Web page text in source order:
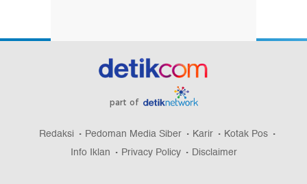
part of
Redaksi Pedoman Media Siber Karir
Kotak Pos
Info Iklan
Privacy Policy Disclaimer